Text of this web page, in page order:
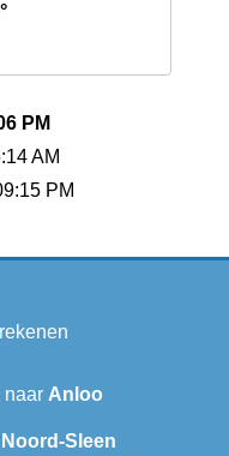
PM
AM
PM
naar Anloo
Noord-Sleen